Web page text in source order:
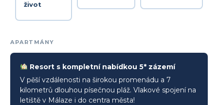
život
APARTMÁNY
Resort s kompletní nabídkou 5* zázemí
V pěší vzdálenosti na širokou promenádu a 7
kilometrů dlouhou písečnou pláž. Vlakové spojení na
letiště v Málaze i do centra města!